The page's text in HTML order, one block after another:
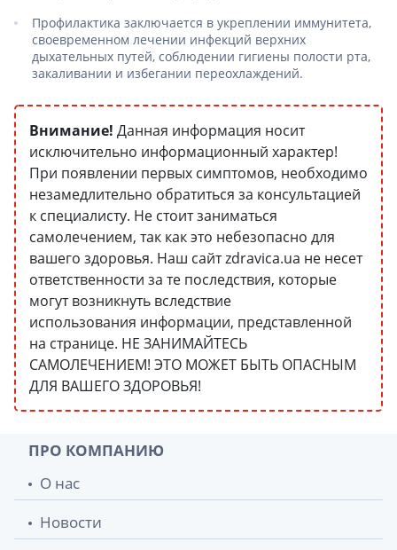
Профилактика заключается в укреплении иммунитета,
своевременном лечении инфекций верхних
дыхательных путей, соблюдении гигиены полости рта,
закаливании и избегании переохлаждений.
Внимание! Данная информация носит
исключительно информационный характер!
При появлении первых симптомов, необходимо
незамедлительно обратиться за консультацией
к специалисту. Не стоит заниматься
самолечением, так как это небезопасно для
вашего здоровья. Наш сайт zdravica.ua не несет
ответственности за те последствия, которые
могут возникнуть вследствие
использования информации, представленной
на странице. НЕ ЗАНИМАЙТЕСЬ
САМОЛЕЧЕНИЕМ! ЭТО МОЖЕТ БЫТЬ ОПАСНЫМ
ДЛЯ ВАШЕГО ЗДОРОВЬЯ!
ПРО КОМПАНИЮ
О нас
Новости